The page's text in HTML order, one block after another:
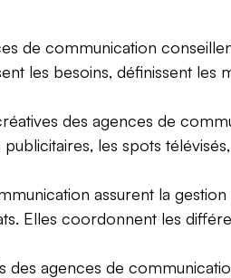
de communication
les besoins, définissent
des agences de
les spots
assurent la
Elles coordonnent les
des agences de